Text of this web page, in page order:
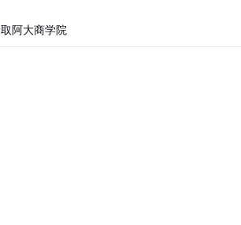
阿大商学院